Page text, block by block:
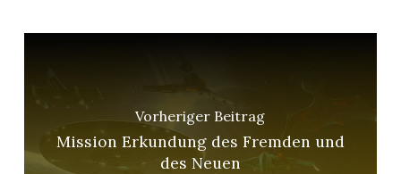
Vorheriger Beitrag
Mission Erkundung des Fremden und
des Neuen